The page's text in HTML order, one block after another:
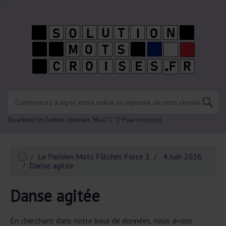
.
Ou entrez les lettres connues "Mus? C" (? Pour inconnu)
Le Parisien Mots Fléchés Force 2
4 Juin 2026
Danse agitée
Danse agitée
En cherchant dans notre base de données, nous avons